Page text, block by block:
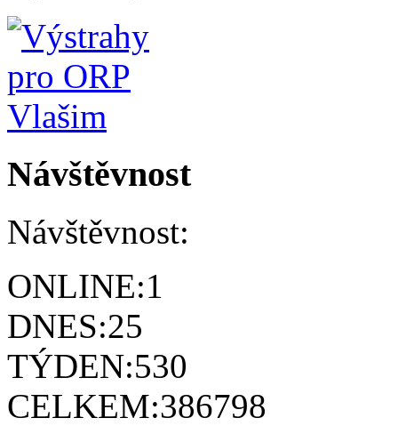
Návštěvnost
Návštěvnost:
ONLINE:1
DNES:25
TÝDEN:530
CELKEM:386798